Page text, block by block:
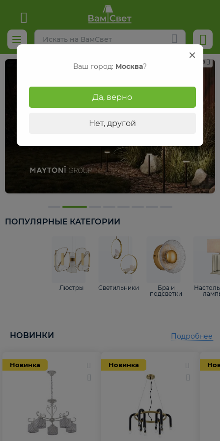
Реклама
ПОПУЛЯРНЫЕ КАТЕГОРИИ
Люстры Светильники
Бра и
подсветки
НОВИНКИ
Новинка Новинка
Подробнее
Ваш город: Москва?
Да, верно
Нет, другой